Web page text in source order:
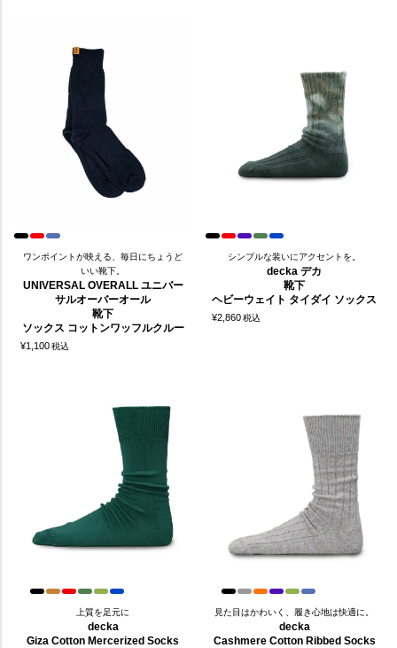
ワンポイントが映える、毎日にちょうど
いい靴下。
UNIVERSAL OVERALL ユニバー
サルオーバーオール
靴下
ソックス コットンワッフルクルー
¥1,100税込
シンプルな装いにアクセントを。
decka デカ
靴下
ヘビーウェイト タイダイ ソックス
¥2,860税込
上質を足元に
decka
Giza Cotton Mercerized Socks
見た目はかわいく、履き心地は快適に。
decka
Cashmere Cotton Ribbed Socks